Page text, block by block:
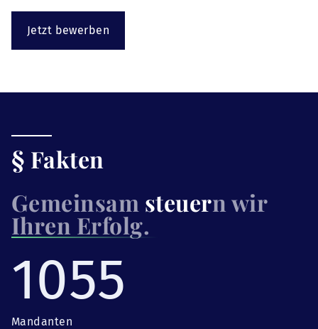
Jetzt bewerben
§ Fakten
Gemeinsam steuern wir
Ihren Erfolg.
1055
Mandanten